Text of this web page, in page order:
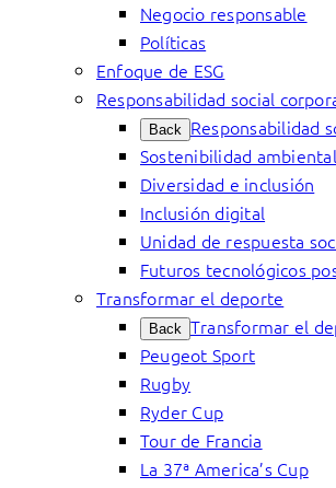
Negocio responsable
Políticas
Enfoque de ESG
Responsabilidad social
Back Responsabilidad
Sostenibilidad ambiental
Diversidad e inclusión
Inclusión digital
Unidad de respuesta
Futuros tecnológicos
Transformar el deporte
Back Transformar el
Peugeot Sport
Rugby
Ryder Cup
Tour de Francia
La 37ª America’s Cup